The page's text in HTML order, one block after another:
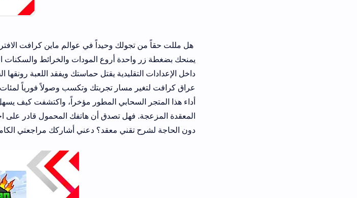
هل مللت حقاً من تجولك وحيداً في عوالم ماين كرافت الافتراضية المكررة،
يمنحك بضغطة زر واحدة أروع المودات والخرائط والسكنات التي صممت بأيادٍ
داخل الإعدادات التقليدية يقتل حماستك ويفقد اللعبة رونقها الجمالي الفريد.
عراق كرافت لتغير مسار تجربتك وتكسب وصولاً فورياً لمئات التعديلات
أداء هذا المتجر السحابي المطور مؤخراً، واكتشفت كيف يسهل تزيين وبناء
المعقدة المزعجة. فهل تصدق أن هاتفك المحمول قادر على احتضان أضخم
دون الحاجة لشرح تقني معقد؟ دعني أشاركك مراجعتي الكاملة وخلاصة